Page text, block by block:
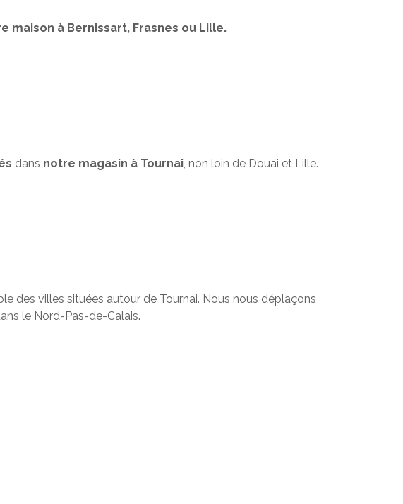
maison à Bernissart, Frasnes ou Lille.
dans notre magasin à Tournai, non loin de Douai et Lille.
des villes situées autour de Tournai. Nous nous déplaçons
le Nord-Pas-de-Calais.